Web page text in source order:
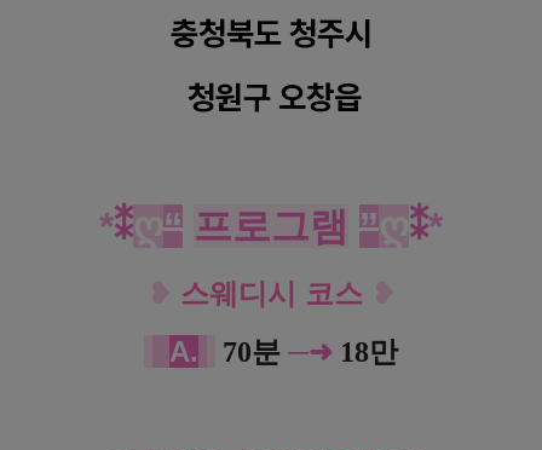
충청북도 청주시
청원구 오창읍
*⁑ღ“ 프로그램 ”ღ⁑*
❥ 스웨디시 코스 ❥
A. 70분 ─➜ 18만